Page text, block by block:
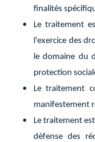
finalités
Le traitement
l'exercice des
le domaine du
protection
Le traitement
manifestement
Le traitement
défense des